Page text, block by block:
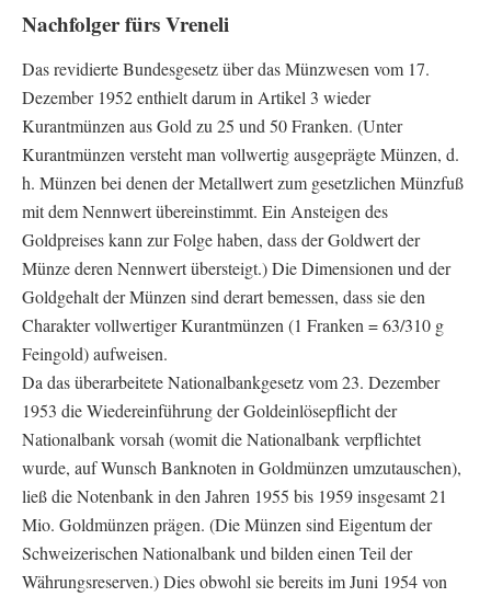
Nachfolger fürs Vreneli
Das revidierte Bundesgesetz über das Münzwesen vom 17.
Dezember 1952 enthielt darum in Artikel 3 wieder
Kurantmünzen aus Gold zu 25 und 50 Franken. (Unter
Kurantmünzen versteht man vollwertig ausgeprägte Münzen, d.
h. Münzen bei denen der Metallwert zum gesetzlichen Münzfuß
mit dem Nennwert übereinstimmt. Ein Ansteigen des
Goldpreises kann zur Folge haben, dass der Goldwert der
Münze deren Nennwert übersteigt.) Die Dimensionen und der
Goldgehalt der Münzen sind derart bemessen, dass sie den
Charakter vollwertiger Kurantmünzen (1 Franken = 63/310 g
Feingold) aufweisen.
Da das überarbeitete Nationalbankgesetz vom 23. Dezember
1953 die Wiedereinführung der Goldeinlösepflicht der
Nationalbank vorsah (womit die Nationalbank verpflichtet
wurde, auf Wunsch Banknoten in Goldmünzen umzutauschen),
ließ die Notenbank in den Jahren 1955 bis 1959 insgesamt 21
Mio. Goldmünzen prägen. (Die Münzen sind Eigentum der
Schweizerischen Nationalbank und bilden einen Teil der
Währungsreserven.) Dies obwohl sie bereits im Juni 1954 von